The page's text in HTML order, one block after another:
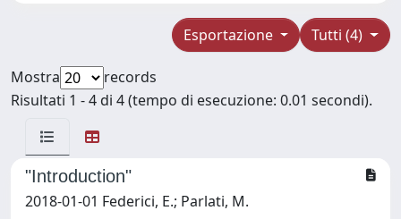
Tutti (4)
Esportazione
Mostra
records
Risultati 1 - 4 di 4 (tempo di esecuzione: 0.01 secondi).
"Introduction"
2018-01-01 Federici, E.; Parlati, M.